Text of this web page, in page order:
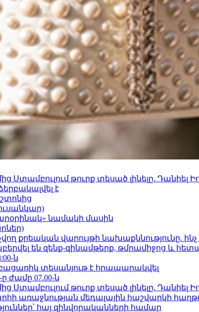
թուրք տեսած լինելը. Դանիել
է
նամակի մասին
քրեական վարույթի նախաքննությունը.
են զենք-զինամթերք, թմրամիջոց և
ն
բացառիկ տեսանյութ է հրապարակվել
ը ժամը 07.00-ն
թուրք տեսած լինելը. Դանիել
մեդալային հաշվարկի
հայ զինվորականների համար